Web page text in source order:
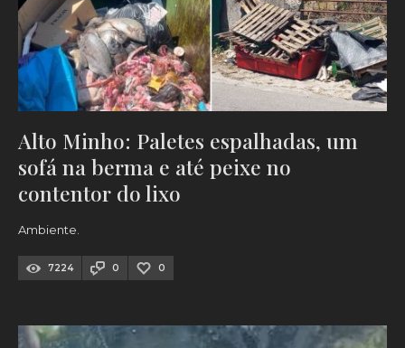
Alto Minho: Paletes espalhadas, um
sofá na berma e até peixe no
contentor do lixo
Ambiente.
7224 0 0